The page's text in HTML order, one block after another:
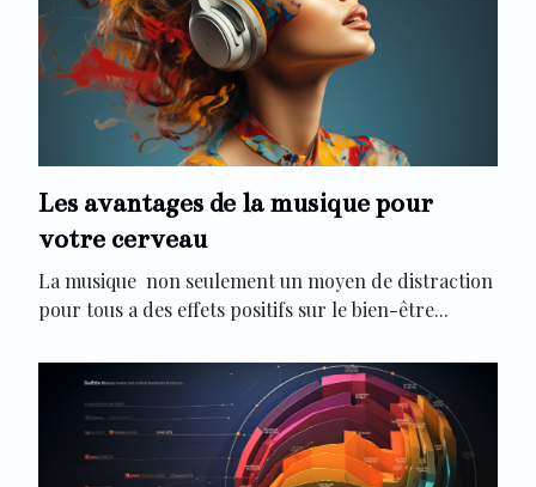
Les avantages de la musique pour
votre cerveau
La musique non seulement un moyen de distraction
pour tous a des effets positifs sur le bien-être...